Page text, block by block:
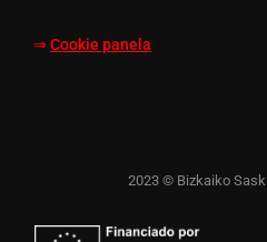
⇒ Cookie panela
2023 © Bizkaiko